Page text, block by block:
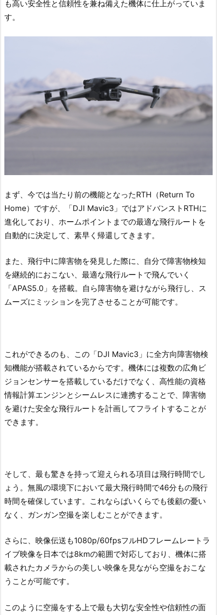
も高い安全性と信頼性を兼ね備えた機体に仕上がっていま
す。
まず、今では当たり前の機能となったRTH（Return To
Home）ですが、「DJI Mavic3」ではアドバンストRTHに
進化しており、ホームポイントまでの最適な飛行ルートを
自動的に決定して、素早く帰還してきます。
また、飛行中に障害物を発見した際に、自分で障害物検知
を継続的におこない、最適な飛行ルートで飛んでいく
「APAS5.0」を搭載。自ら障害物を避けながら飛行し、ス
ムーズにミッションを完了させることが可能です。
これができるのも、この「DJI Mavic3」に全方向障害物検
知機能が搭載されているからです。機体には複数の広角ビ
ジョンセンサーを搭載しているだけでなく、高性能の資格
情報計算エンジンとシームレスに連携することで、障害物
を避けた安全な飛行ルートを計画してフライトすることが
できます。
そして、最も驚きを持って迎えられる項目は飛行時間でし
ょう。無風の環境下において最大飛行時間で46分もの飛行
時間を確保しています。これならばいくらでも後顧の憂い
なく、ガンガン空撮を楽しむことができます。
さらに、映像伝送も1080p/60fpsフルHDフレームレートラ
イブ映像を日本では8kmの範囲で対応しており、機体に搭
載されたカメラからの美しい映像を見ながら空撮をおこな
うことが可能です。
このように空撮をする上で最も大切な安全性や信頼性の面